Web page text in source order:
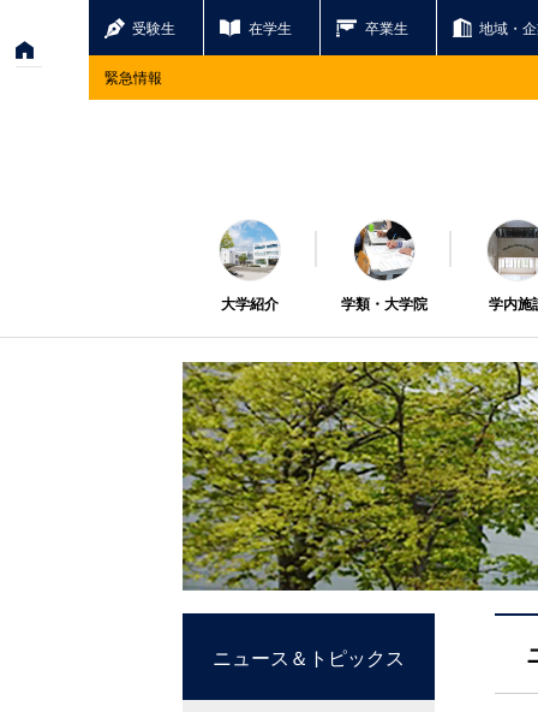
受験生 在学生 卒業生 地域・
緊急情報
大学紹介 学類・大学院 学内施
ニュース＆トピックス